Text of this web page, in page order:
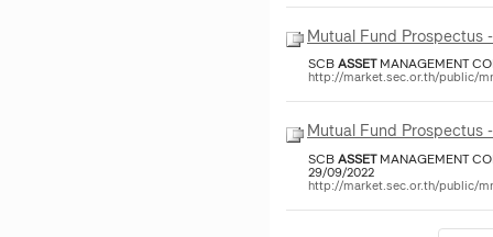
Mutual Fund Prospectus
SCBASSET
http://market.sec.or.th/public/
Mutual Fund Prospectus
SCBASSETMANAGEMENT
29/09/2022
http://market.sec.or.th/public/